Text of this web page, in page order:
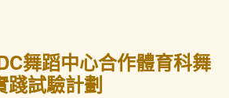
舞蹈中心合作體育科舞
踐試驗計劃